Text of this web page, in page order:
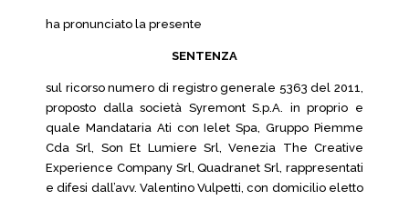
ha pronunciato la presente
SENTENZA
sul ricorso numero di registro generale 5363 del 2011,
proposto dalla società Syremont S.p.A. in proprio e
quale Mandataria Ati con Ielet Spa, Gruppo Piemme
Cda Srl, Son Et Lumiere Srl, Venezia The Creative
Experience Company Srl, Quadranet Srl, rappresentati
e difesi dall’avv. Valentino Vulpetti, con domicilio eletto